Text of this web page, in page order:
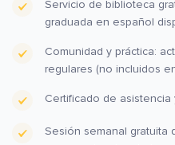
Servicio de biblioteca
graduada en español
Comunidad y práctica:
regulares (no incluidos
Certificado de
Sesión semanal gratuita